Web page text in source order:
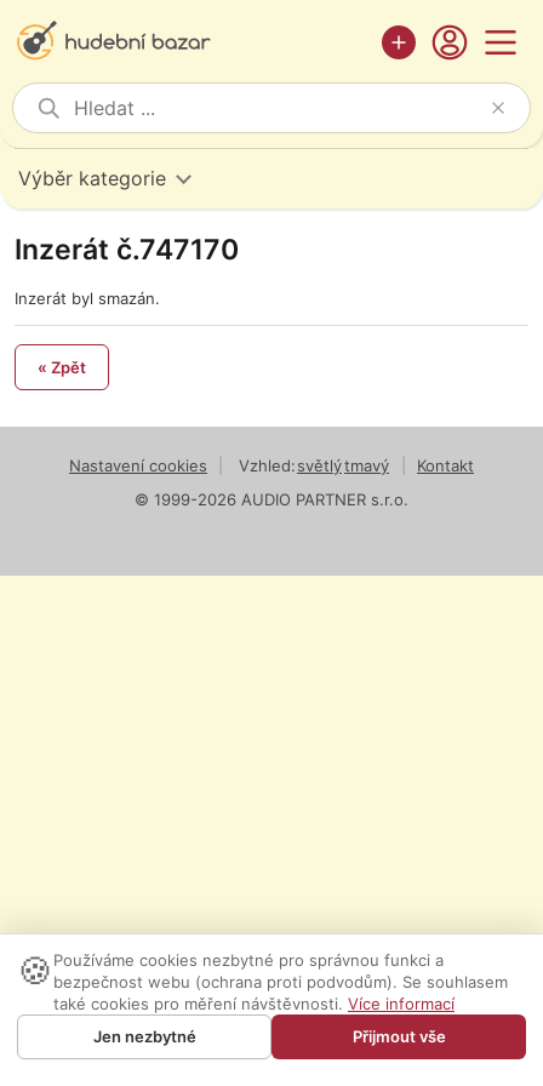
Výběr kategorie
Inzerát č.747170
Inzerát byl smazán.
« Zpět
Nastavení cookies Vzhled:světlýtmavý
Kontakt
© 1999-2026 AUDIO PARTNER s.r.o.
🍪 Používáme cookies nezbytné pro správnou funkci a
bezpečnost webu (ochrana proti podvodům). Se souhlasem
také cookies pro měření návštěvnosti. Více informací
Jen nezbytné
Přijmout vše